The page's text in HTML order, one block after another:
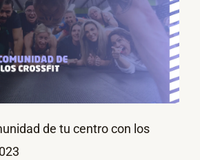
de tu centro con los